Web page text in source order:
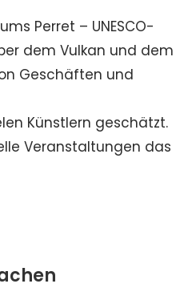
Perret – UNESCO-
dem Vulkan und dem
Geschäften und
Künstlern geschätzt.
Veranstaltungen das